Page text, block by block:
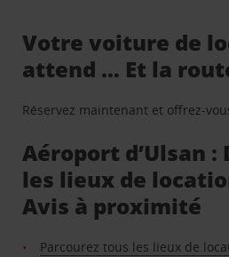
Votre voiture de
attend … Et la
Réservez maintenant et offrez-
Aéroport d’Ulsan :
les lieux de
Avis à proximité
Parcourez tous les lieux de